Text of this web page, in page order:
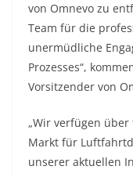
von Omnevo zu
Team für die
unermüdliche
Prozesses“,
Vorsitzender von
„Wir verfügen
Markt für
unserer aktuellen